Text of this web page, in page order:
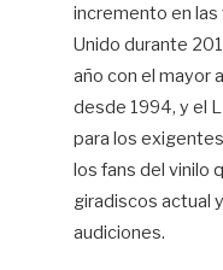
incremento en las
Unido durante
año con el mayor
desde 1994, y el
para los
los fans del vinilo
giradiscos actual
audiciones.